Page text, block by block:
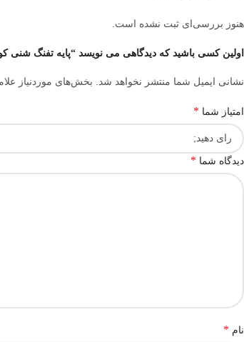
هنوز بررسی‌ای ثبت نشده است.
اولین کسی باشید که دیدگاهی می نویسد “پایه تفنگ شنی
نشانی ایمیل شما منتشر نخواهد شد. بخش‌های موردنیاز
امتیاز شما *
دیدگاه شما *
نام *